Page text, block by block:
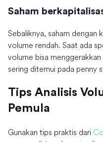
Saham
Sebaliknya, saham dengan
volume rendah. Saat ada
volume bisa
sering ditemui pada penny
Tips Analisis
Pemula
Gunakan tips praktis dari